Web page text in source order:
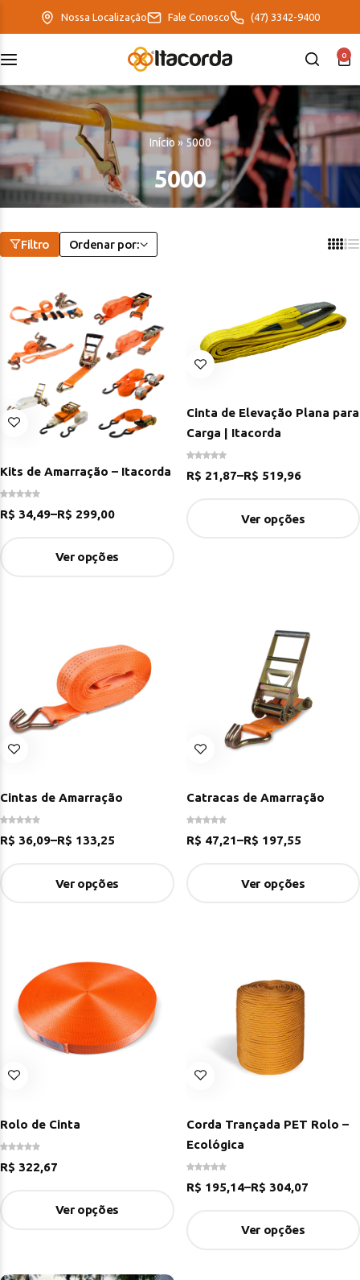
Nossa Localização Fale Conosco (47) 3342-9400
0
Início » 5000
5000
Filtro Ordenar por:
Kits de Amarração – Itacorda
R$ 34,49–R$ 299,00
Ver opções
Cinta de Elevação Plana para
Carga | Itacorda
R$ 21,87–R$ 519,96
Ver opções
Cintas de Amarração
R$ 36,09–R$ 133,25
Ver opções
Catracas de Amarração
R$ 47,21–R$ 197,55
Ver opções
Rolo de Cinta
R$ 322,67
Ver opções
Corda Trançada PET Rolo –
Ecológica
R$ 195,14–R$ 304,07
Ver opções
EcoFriendly
ItaMaxx